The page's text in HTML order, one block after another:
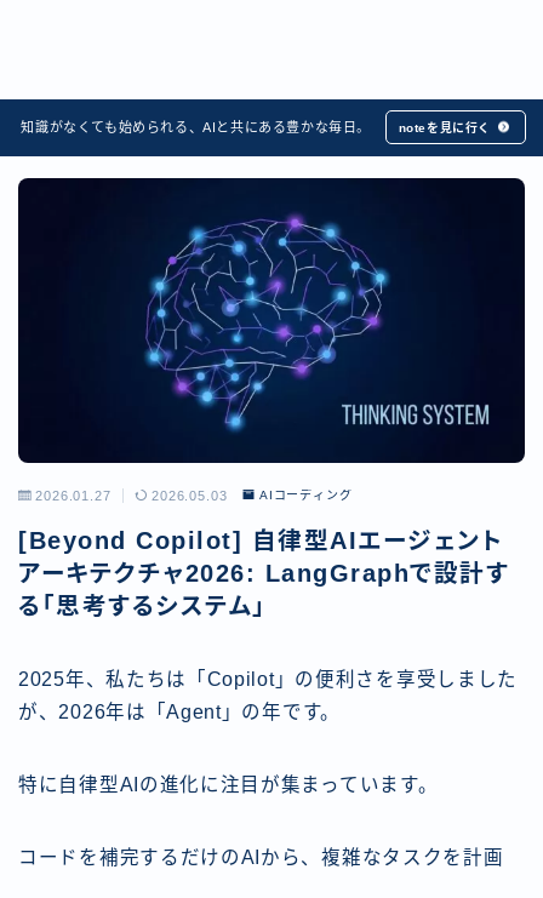
知識がなくても始められる、AIと共にある豊かな毎日。 noteを見に行く
2026.01.27 2026.05.03 AIコーディング
[Beyond Copilot] 自律型AIエージェント
アーキテクチャ2026: LangGraphで設計す
る「思考するシステム」
2025年、私たちは「Copilot」の便利さを享受しました
が、2026年は「Agent」の年です。
特に自律型AIの進化に注目が集まっています。
コードを補完するだけのAIから、複雑なタスクを計画